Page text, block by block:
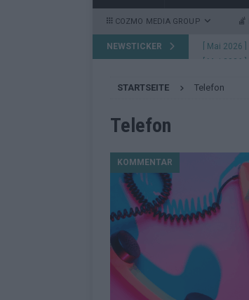
COZMO MEDIA GROUP
NEWSTICKER [ Mai 2026 ]
2026 im
[ Mai 2026 ]
KOMMENTAR
[ Mai 2026 ]
STARTSEITE Telefon
Telefon
KOMMENTAR